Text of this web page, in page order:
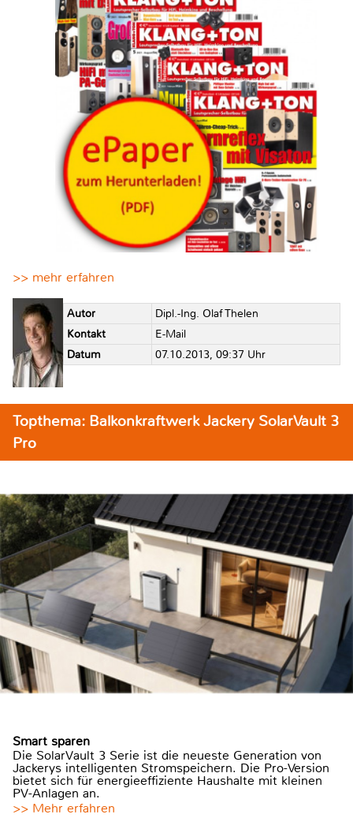
>> mehr erfahren
Autor
Dipl.-Ing. Olaf Thelen
Kontakt
E-Mail
Datum
07.10.2013, 09:37 Uhr
Topthema: Balkonkraftwerk Jackery SolarVault 3
Pro
Smart sparen
Die SolarVault 3 Serie ist die neueste Generation von
Jackerys intelligenten Stromspeichern. Die Pro-Version
bietet sich für energieeffiziente Haushalte mit kleinen
PV-Anlagen an.
>> Mehr erfahren